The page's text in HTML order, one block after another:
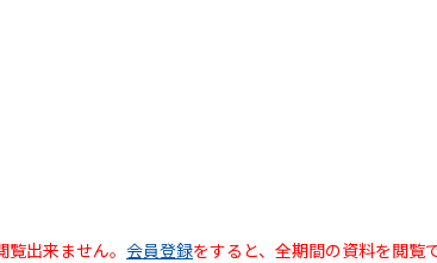
出来ません。 会員登録をすると、全期間の資料を閲覧